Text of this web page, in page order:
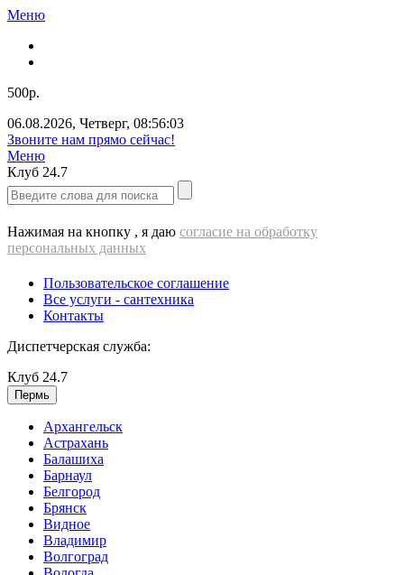
Меню
500р.
06.08.2026, Четверг, 08:56:04
ВЫЕЗД cантехника - 500 РУБЛЕЙ!!!
Меню
Клуб 24.7
Нажимая на кнопку , я даю согласие на обработку
персональных данных
Пользовательское соглашение
Все услуги - cантехника
Контакты
Диспетчерская служба:
Клуб 24.7
Пермь
Архангельск
Астрахань
Балашиха
Барнаул
Белгород
Брянск
Видное
Владимир
Волгоград